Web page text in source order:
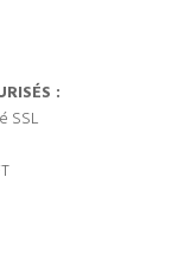
:
SSL